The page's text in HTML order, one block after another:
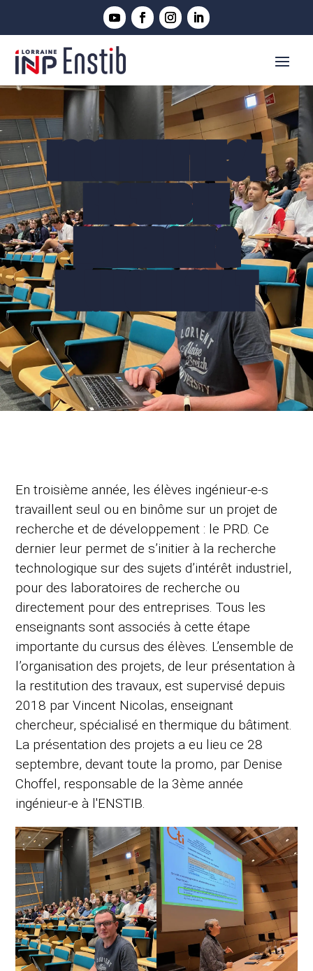
LANCEMENT DE 34
PROJETS DE
RECHERCHE &
En troisième année, les élèves ingénieur-e-s
travaillent seul ou en binôme sur un projet de
recherche et de développement : le PRD. Ce
dernier leur permet de s’initier à la recherche
technologique sur des sujets d’intérêt industriel,
pour des laboratoires de recherche ou
directement pour des entreprises. Tous les
enseignants sont associés à cette étape
importante du cursus des élèves. L’ensemble de
l’organisation des projets, de leur présentation à
la restitution des travaux, est supervisé depuis
2018 par Vincent Nicolas, enseignant
chercheur, spécialisé en thermique du bâtiment.
La présentation des projets a eu lieu ce 28
septembre, devant toute la promo, par Denise
Choffel, responsable de la 3ème année
ingénieur-e à l'ENSTIB.